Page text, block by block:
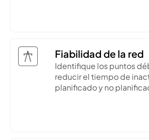
Fiabilidad de la red
Identifique los puntos
reducir el tiempo de
planificado y no